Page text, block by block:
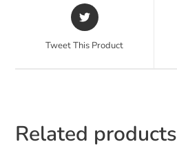
Tweet This Product
Related products